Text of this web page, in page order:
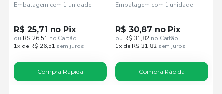
Orthometric
Embalagem com 1 unidade
R$ 25,71 no Pix
ou R$ 26,51 no Cartão
1x de R$ 26,51 sem juros
Compra Rápida
(52481216) - Orthometric
Embalagem com 1 unidade
R$ 30,87 no Pix
ou R$ 31,82 no Cartão
1x de R$ 31,82 sem juros
Compra Rápida